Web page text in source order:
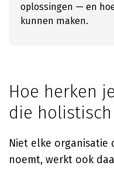
oplossingen — en
kunnen maken.
Hoe herken
die
Niet elke organisatie
noemt, werkt ook